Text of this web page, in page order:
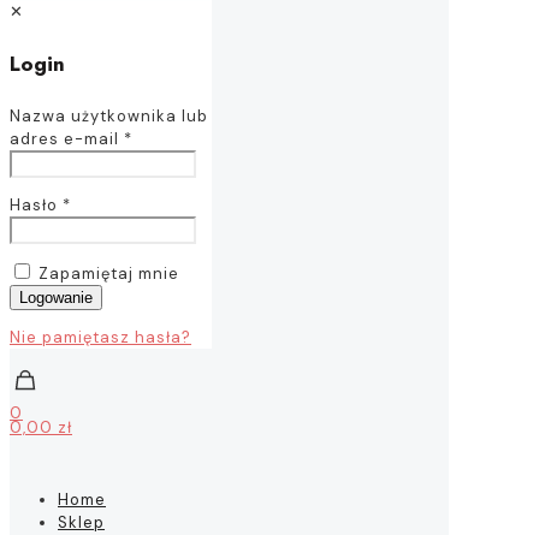
✕
Login
Nazwa użytkownika lub
adres e-mail *
Hasło *
Zapamiętaj mnie
Logowanie
Nie pamiętasz hasła?
0
0,00 zł
Home
Sklep